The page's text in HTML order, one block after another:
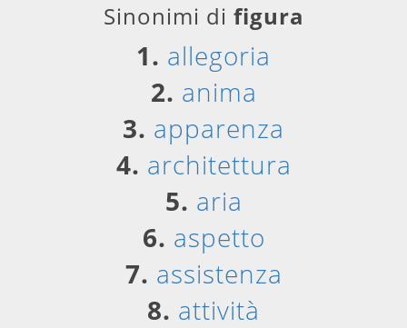
Sinonimi di figura
1. allegoria
2. anima
3. apparenza
4. architettura
5. aria
6. aspetto
7. assistenza
8. attività